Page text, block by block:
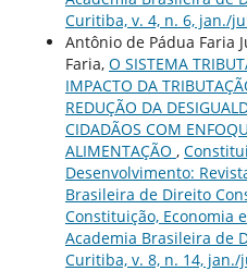
Curitiba, v. 4, n. 6, jan./
Antônio de Pádua Faria
Faria, O SISTEMA
IMPACTO DA
REDUÇÃO DA
CIDADÃOS COM
ALIMENTAÇÃO ,
Desenvolvimento:
Brasileira de Direito
Constituição, Economia
Academia Brasileira de
Curitiba, v. 8, n. 14, jan./